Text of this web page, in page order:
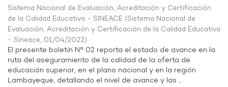
Sistema Nacional de Evaluación, Acreditación y Certificación
de la Calidad Educativa - SINEACE (Sistema Nacional de
Evaluación, Acreditación y Certificación de la Calidad Educativa
- Sineace, 01/04/2022)
El presente boletín N° 02 reporta el estado de avance en la
ruta del aseguramiento de la calidad de la oferta de
educación superior, en el plano nacional y en la región
Lambayeque, detallando el nivel de avance y las ...